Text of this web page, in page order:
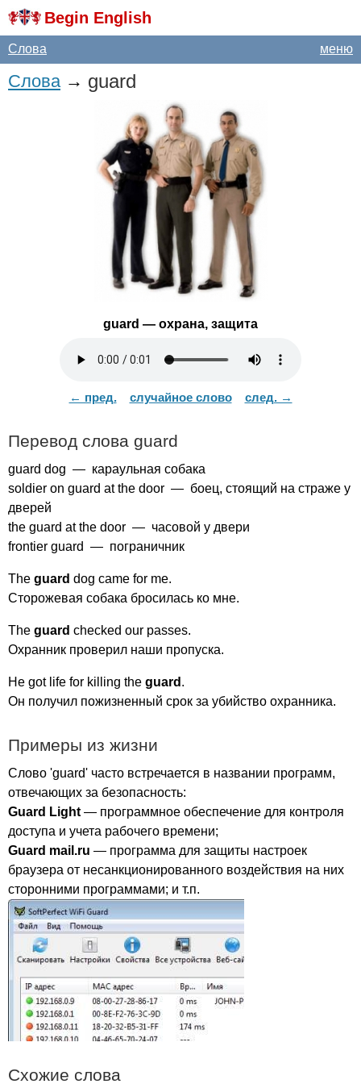
Begin English
меню
Слова
Слова→ guard
guard — охрана, защита
← пред. случайное слово след. →
Перевод слова guard
guard dog — караульная собака
soldier on guard at the door — боец, стоящий на страже у
дверей
the guard at the door — часовой у двери
frontier guard — пограничник
The guard dog came for me.
Сторожевая собака бросилась ко мне.
The guard checked our passes.
Охранник проверил наши пропуска.
He got life for killing the guard .
Он получил пожизненный срок за убийство охранника.
Примеры из жизни
Слово 'guard' часто встречается в названии программ,
отвечающих за безопасность:
Guard Light — программное обеспечение для контроля
доступа и учета рабочего времени;
Guard mail .ru — программа для защиты настроек
браузера от несанкционированного воздействия на них
сторонними программами; и т.п.
Схожие слова